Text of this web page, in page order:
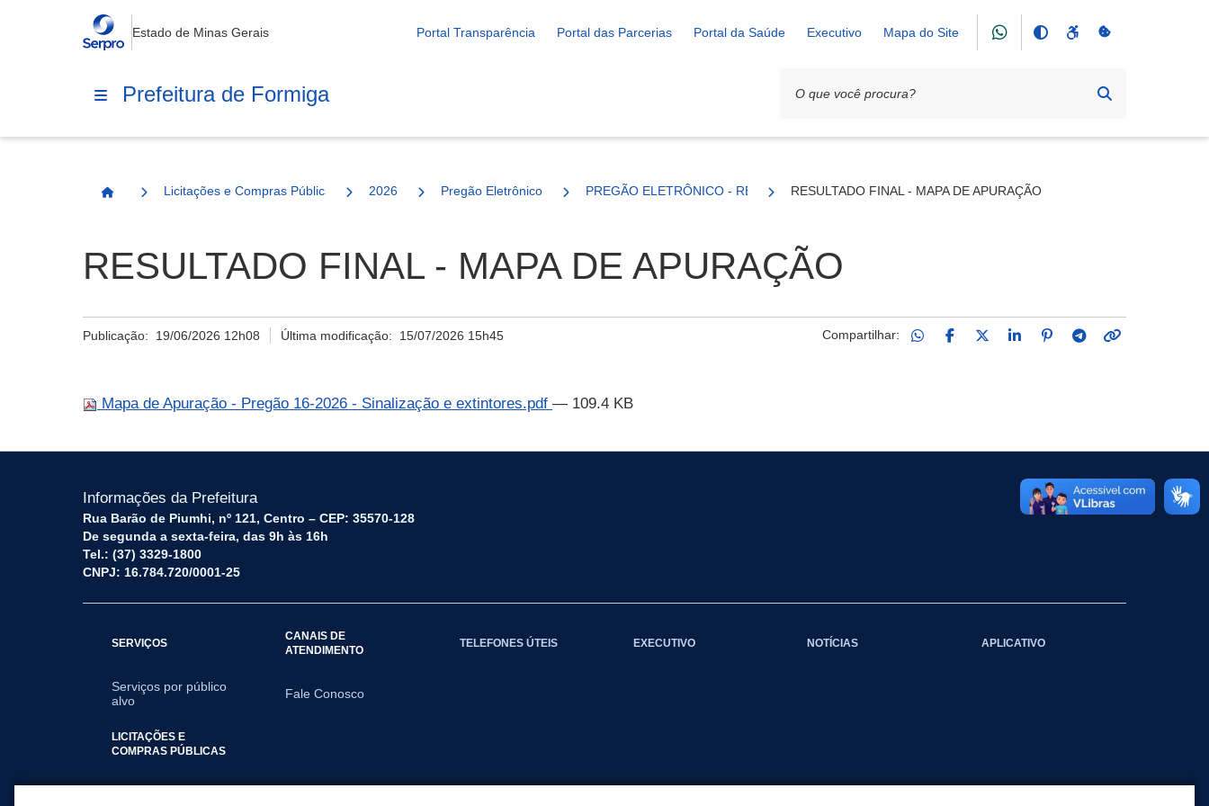
Estado de Minas Gerais Portal Transparência Portal das Parcerias Portal da Saúde Executivo Mapa do Site
Prefeitura de Formiga
Página Inicial
Licitações e Compras Públicas 2026 Pregão Eletrônico PREGÃO ELETRÔNICO - REGISTRO DE PREÇOS Nº 016/2026
RESULTADO FINAL - MAPA DE APURAÇÃO
RESULTADO FINAL - MAPA DE APURAÇÃO
Publicação: 19/06/2026 12h08 Última modificação: 15/07/2026 15h45 Compartilhar:
Mapa de Apuração - Pregão 16-2026 - Sinalização e extintores.pdf — 109.4 KB
Informações da Prefeitura
Rua Barão de Piumhi, nº 121, Centro – CEP: 35570-128
De segunda a sexta-feira, das 9h às 16h
Tel.: (37) 3329-1800
CNPJ: 16.784.720/0001-25
SERVIÇOS
Serviços por público
alvo
CANAIS DE
ATENDIMENTO
Fale Conosco
TELEFONES ÚTEIS EXECUTIVO NOTÍCIAS APLICATIVO
LICITAÇÕES E
COMPRAS PÚBLICAS